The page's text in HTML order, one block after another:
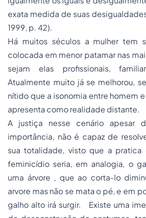
exata medida de suas
1999, p. 42).
Há muitos séculos a mulher tem
colocada em menor patamar nas
sejam elas profissionais,
Atualmente muito já se melhorou,
nítido que a isonomia entre homem
apresenta como realidade distante.
A justiça nesse cenário apesar
importância, não é capaz de
sua totalidade, visto que a
feminicídio seria, em analogia, o
uma árvore , que ao corta-lo
arvore mas não se mata o pé, e em
galho alto irá surgir. Existe uma